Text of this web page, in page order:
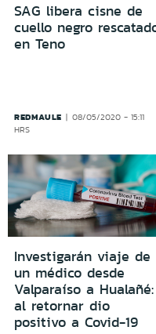
SAG libera cisne de
cuello negro
en Teno
REDMAULE
08/05/2020 - 15:11
HRS
Investigarán viaje de
un médico desde
Valparaíso a Hualañé:
al retornar dio
positivo a Covid-19